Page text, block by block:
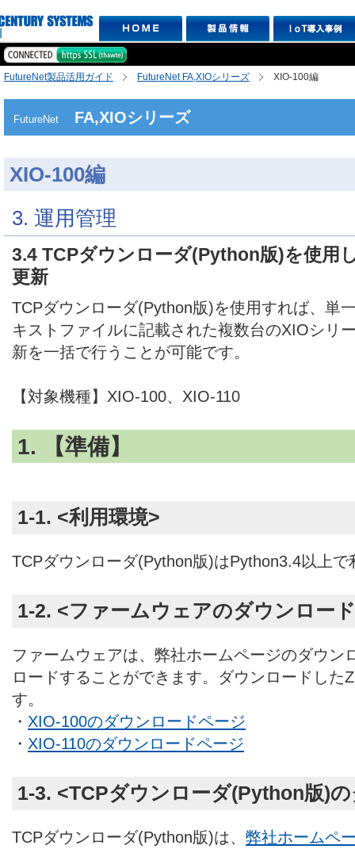
FutureNet製品活用ガイド FutureNet FA,XIOシリーズ XIO-100編
FutureNet FA,XIOシリーズ
XIO-100編
3. 運用管理
3.4 TCPダウンローダ(Python版)を使用
更新
TCPダウンローダ(Python版)を使用すれば、単
キストファイルに記載された複数台のXIOシリ
新を一括で行うことが可能です。
【対象機種】XIO-100、XIO-110
1. 【準備】
1-1. <利用環境>
TCPダウンローダ(Python版)はPython3.4以上で
1-2. <ファームウェアのダウンロー
ファームウェアは、弊社ホームページのダウン
ロードすることができます。ダウンロードした
す。
・ XIO-100のダウンロードページ
・ XIO-110のダウンロードページ
1-3. <TCPダウンローダ(Python版)
TCPダウンローダ(Python版)は、 弊社ホームペ